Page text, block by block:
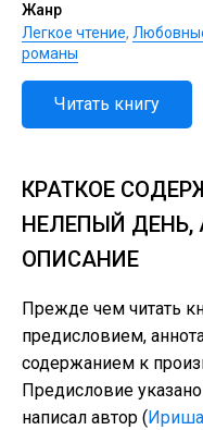
Жанр
Легкое чтение,
романы
Читать книгу
КРАТКОЕ
НЕЛЕПЫЙ ДЕНЬ,
ОПИСАНИЕ
Прежде чем читать
предисловием,
содержанием к
Предисловие
написал автор (Ириша